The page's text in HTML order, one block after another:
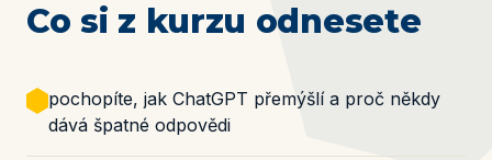
Co si z kurzu odnesete
pochopíte, jak ChatGPT přemýšlí a proč někdy
dává špatné odpovědi